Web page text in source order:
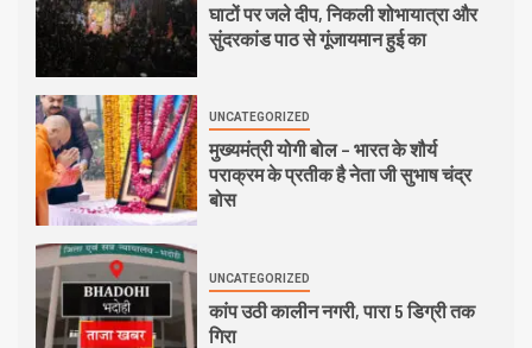
घाटों पर जले दीप, निकली शोभायात्रा और
सुंदरकांड पाठ से गूंजायमान हुई का
UNCATEGORIZED
मुख्यमंत्री योगी बोल – भारत के शौर्य
पराक्रम के प्रतीक है नेता जी सुभाष चंद्र
बोस
UNCATEGORIZED
कांप उठी कालीन नगरी, पारा 5 डिग्री तक
गिरा